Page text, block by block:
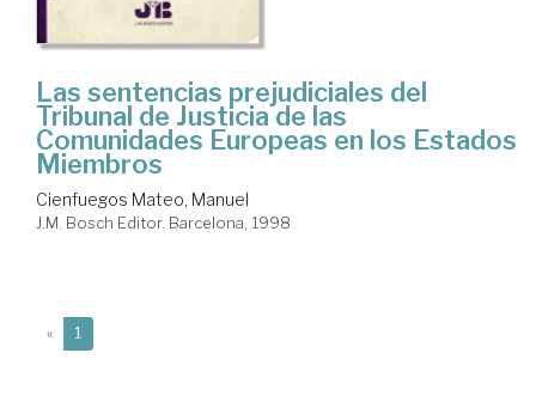
Las sentencias prejudiciales del
Tribunal de Justicia de las
Comunidades Europeas en los Estados
Miembros
Cienfuegos Mateo, Manuel
J.M. Bosch Editor. Barcelona, 1998
« 1